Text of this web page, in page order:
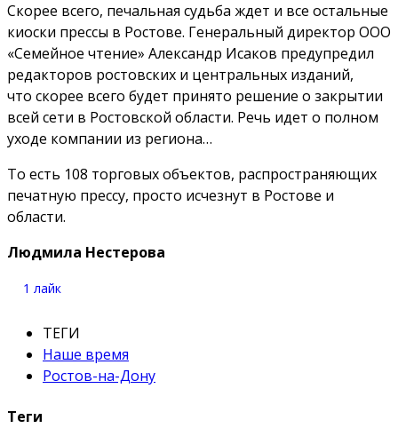
Скорее всего, печальная судьба ждет и все остальные
киоски прессы в Ростове. Генеральный директор ООО
«Семейное чтение» Александр Исаков предупредил
редакторов ростовских и центральных изданий,
что скорее всего будет принято решение о закрытии
всей сети в Ростовской области. Речь идет о полном
уходе компании из региона…
То есть 108 торговых объектов, распространяющих
печатную прессу, просто исчезнут в Ростове и
области.
Людмила Нестерова
1 лайк
ТЕГИ
Наше время
Ростов-на-Дону
Теги